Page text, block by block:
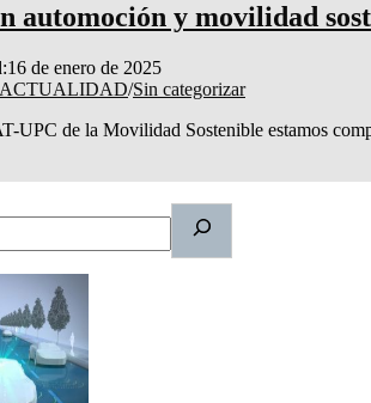
automoción y movilidad
16 de enero de 2025
ACTUALIDAD/Sin categorizar
UPC de la Movilidad Sostenible estamos